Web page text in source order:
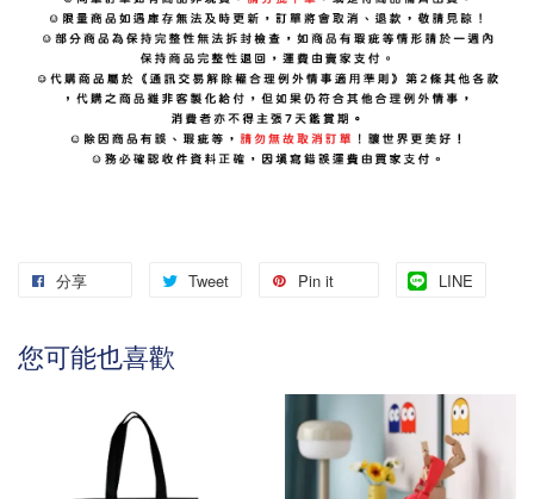
分享 Tweet Pin it LINE
您可能也喜歡